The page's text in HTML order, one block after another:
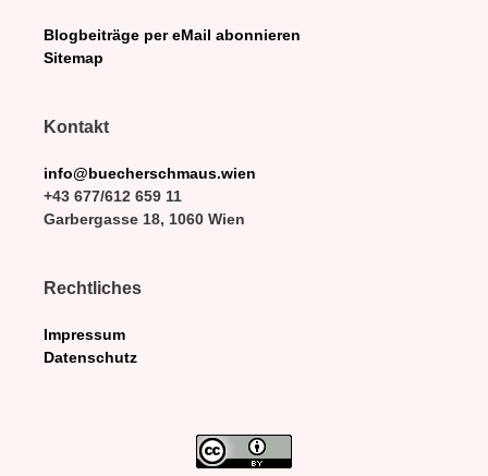
Blogbeiträge per eMail abonnieren
Sitemap
Kontakt
info@buecherschmaus.wien
+43 677/612 659 11
Garbergasse 18, 1060 Wien
Rechtliches
Impressum
Datenschutz